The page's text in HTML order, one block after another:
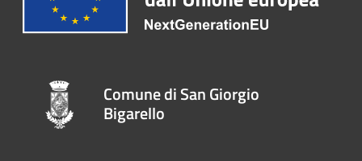
Comune di San Giorgio
Bigarello